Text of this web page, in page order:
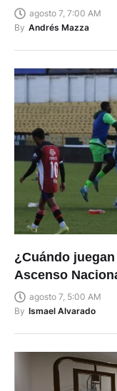
agosto 7, 7:00 AM
By Andrés Mazza
¿Cuándo
Ascenso
agosto 7, 5:00 AM
By Ismael Alvarado